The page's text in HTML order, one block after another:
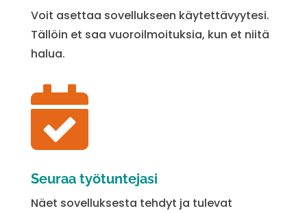
Voit asettaa sovellukseen käytettävyytesi.
Tällöin et saa vuoroilmoituksia, kun et niitä
halua.

Seuraa työtuntejasi
Näet sovelluksesta tehdyt ja tulevat